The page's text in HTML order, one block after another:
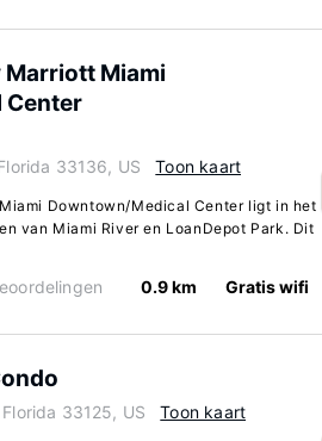
Marriott Miami
Center
33136, US Toon kaart
Downtown/Medical Center ligt in het
van Miami River en LoanDepot Park. Dit
0.9 km Gratis wifi
33125, US Toon kaart